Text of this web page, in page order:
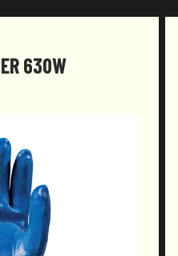
630W